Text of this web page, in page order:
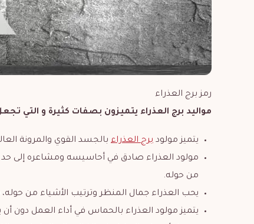
رمز برج العذراء
مواليد برج العذراء يتميزون بصفات كثيرة و التي
يتميز مولود برج العذراء بالجسد القوي والمرونة
مولود العذراء صادق في أحاسيسه ومشاعره إلى
من حوله.
يحب العذراء جمال المنظر وترتيب الأشياء من
يتميز مولود العذراء بالحماس في أداء العمل دون